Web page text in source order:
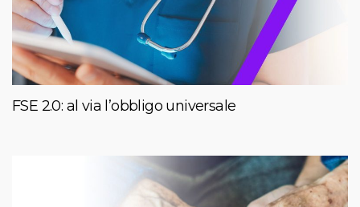
FSE 2.0: al via l’obbligo universale